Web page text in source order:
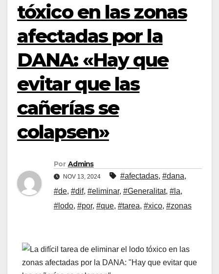
tóxico en las zonas
afectadas por la
DANA: «Hay que
evitar que las
cañerías se
colapsen»
Por Admins
NOV 13, 2024 #afectadas, #dana,
#de, #dif, #eliminar, #Generalitat, #la,
#lodo, #por, #que, #tarea, #xico, #zonas